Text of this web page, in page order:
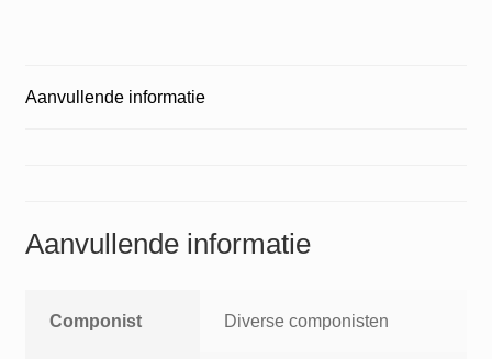
Aanvullende informatie
Aanvullende informatie
Componist Diverse componisten